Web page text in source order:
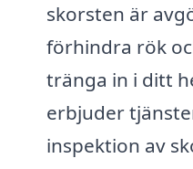
skorsten är
förhindra rök
tränga in i ditt
erbjuder
inspektion av